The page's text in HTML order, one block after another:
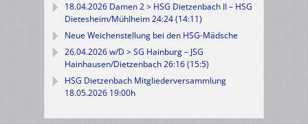
18.04.2026 Damen 2 > HSG Dietzenbach II – HSG
Dietesheim/Mühlheim 24:24 (14:11)
Neue Weichenstellung bei den HSG-Mädsche
26.04.2026 w/D > SG Hainburg – JSG
Hainhausen/Dietzenbach 26:16 (15:5)
HSG Dietzenbach Mitgliederversammlung
18.05.2026 19:00h